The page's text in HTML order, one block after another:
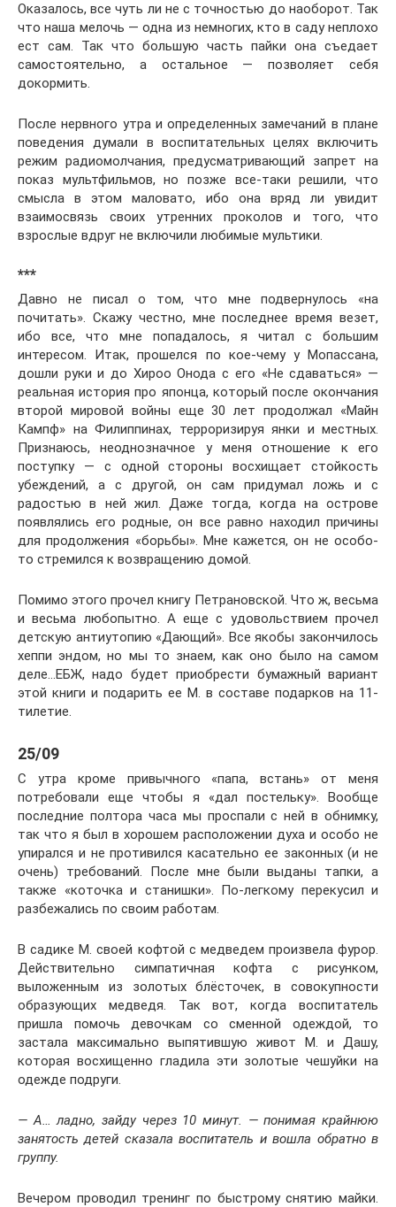
Оказалось, все чуть ли не с точностью до наоборот. Так
что наша мелочь — одна из немногих, кто в саду неплохо
ест сам. Так что большую часть пайки она съедает
самостоятельно, а остальное — позволяет себя
докормить.
После нервного утра и определенных замечаний в плане
поведения думали в воспитательных целях включить
режим радиомолчания, предусматривающий запрет на
показ мультфильмов, но позже все-таки решили, что
смысла в этом маловато, ибо она вряд ли увидит
взаимосвязь своих утренних проколов и того, что
взрослые вдруг не включили любимые мультики.
***
Давно не писал о том, что мне подвернулось «на
почитать». Скажу честно, мне последнее время везет,
ибо все, что мне попадалось, я читал с большим
интересом. Итак, прошелся по кое-чему у Мопассана,
дошли руки и до Хироо Онода с его «Не сдаваться» —
реальная история про японца, который после окончания
второй мировой войны еще 30 лет продолжал «Майн
Кампф» на Филиппинах, терроризируя янки и местных.
Признаюсь, неоднозначное у меня отношение к его
поступку — с одной стороны восхищает стойкость
убеждений, а с другой, он сам придумал ложь и с
радостью в ней жил. Даже тогда, когда на острове
появлялись его родные, он все равно находил причины
для продолжения «борьбы». Мне кажется, он не особо-
то стремился к возвращению домой.
Помимо этого прочел книгу Петрановской. Что ж, весьма
и весьма любопытно. А еще с удовольствием прочел
детскую антиутопию «Дающий». Все якобы закончилось
хеппи эндом, но мы то знаем, как оно было на самом
деле…ЕБЖ, надо будет приобрести бумажный вариант
этой книги и подарить ее М. в составе подарков на 11-
тилетие.
25/09
С утра кроме привычного «папа, встань» от меня
потребовали еще чтобы я «дал постельку». Вообще
последние полтора часа мы проспали с ней в обнимку,
так что я был в хорошем расположении духа и особо не
упирался и не противился касательно ее законных (и не
очень) требований. После мне были выданы тапки, а
также «коточка и станишки». По-легкому перекусил и
разбежались по своим работам.
В садике М. своей кофтой с медведем произвела фурор.
Действительно симпатичная кофта с рисунком,
выложенным из золотых блёсточек, в совокупности
образующих медведя. Так вот, когда воспитатель
пришла помочь девочкам со сменной одеждой, то
застала максимально выпятившую живот М. и Дашу,
которая восхищенно гладила эти золотые чешуйки на
одежде подруги.
— А… ладно, зайду через 10 минут. — понимая крайнюю
занятость детей сказала воспитатель и вошла обратно в
группу.
Вечером проводил тренинг по быстрому снятию майки.